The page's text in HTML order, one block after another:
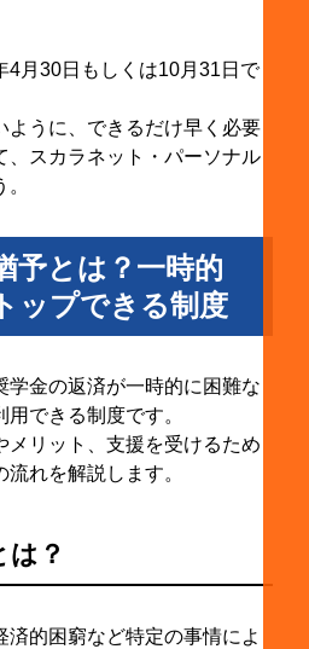
4月30日もしくは10月31日で
ように、できるだけ早く必要
、スカラネット・パーソナル
予とは？一時的
ップできる制度
学金の返済が一時的に困難な
できる制度です。
メリット、支援を受けるため
れを解説します。
は？
済的困窮など特定の事情によ